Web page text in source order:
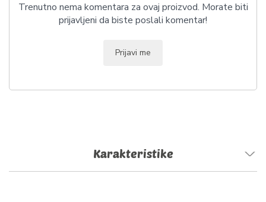
Trenutno nema komentara za ovaj proizvod. Morate biti
prijavljeni da biste poslali komentar!
Prijavi me
Karakteristike